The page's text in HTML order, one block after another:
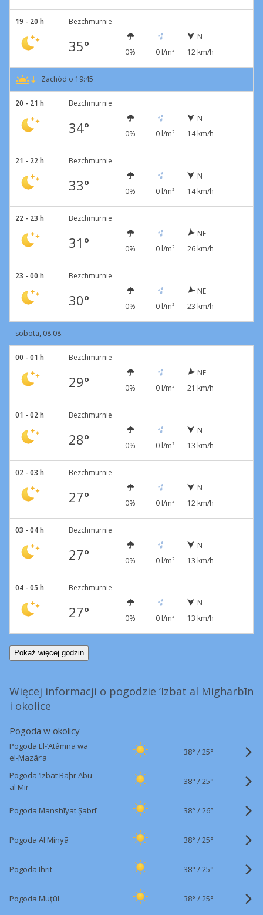
19 - 20 h Bezchmurnie
35° 0% 0 l/m²
N
12 km/h
Zachód o 19:45
20 - 21 h Bezchmurnie
34° 0% 0 l/m²
N
14 km/h
21 - 22 h Bezchmurnie
33° 0% 0 l/m²
N
14 km/h
22 - 23 h Bezchmurnie
31° 0% 0 l/m²
NE
26 km/h
23 - 00 h Bezchmurnie
30° 0% 0 l/m²
NE
23 km/h
sobota, 08.08.
00 - 01 h Bezchmurnie
29° 0% 0 l/m²
NE
21 km/h
01 - 02 h Bezchmurnie
28° 0% 0 l/m²
N
13 km/h
02 - 03 h Bezchmurnie
27° 0% 0 l/m²
N
12 km/h
03 - 04 h Bezchmurnie
27° 0% 0 l/m²
N
13 km/h
04 - 05 h Bezchmurnie
27° 0% 0 l/m²
N
13 km/h
Pokaż więcej godzin
Więcej informacji o pogodzie ‘Izbat al Migharbīn
i okolice
Pogoda w okolicy
Pogoda El-‘Atâmna wa
el-Mazâr‘a
38° /25°
Pogoda ‘Izbat Baḩr Abū
al Mīr
38° /25°
Pogoda Manshīyat Şabrī 38° /26°
Pogoda Al Minyā 38° /25°
Pogoda Ihrīt 38° /25°
Pogoda Muţūl 38° /25°